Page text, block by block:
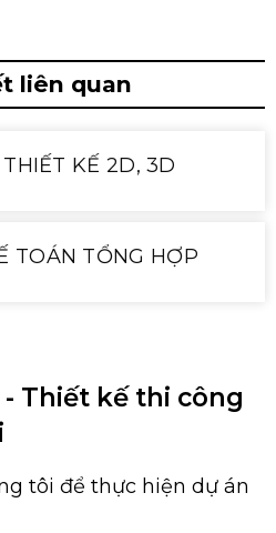
liên quan
KẾ 2D, 3D
TOÁN TỔNG HỢP
- Thiết kế thi công
tôi để thực hiện dự án